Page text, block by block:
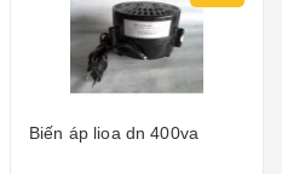
Biến áp lioa dn 1000va